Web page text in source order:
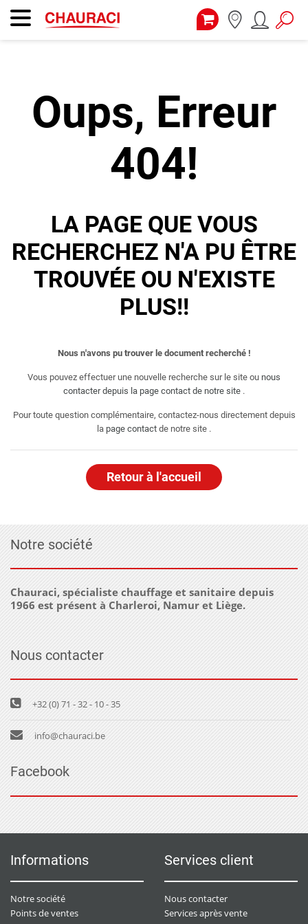
Oups, Erreur
404!
LA PAGE QUE VOUS
RECHERCHEZ N'A PU ÊTRE
TROUVÉE OU N'EXISTE
PLUS!!
Nous n'avons pu trouver le document recherché !
Vous pouvez effectuer une nouvelle recherche sur le site ou nous
contacter depuis la page contact de notre site .
Pour toute question complémentaire, contactez-nous directement depuis
la page contact de notre site .
Retour à l'accueil
Notre société
Chauraci, spécialiste chauffage et sanitaire depuis
1966 est présent à Charleroi, Namur et Liège.
Nous contacter
+32 (0) 71 - 32 - 10 - 35
info@chauraci.be
Facebook
Informations
Notre société
Points de ventes
Services client
Nous contacter
Services après vente